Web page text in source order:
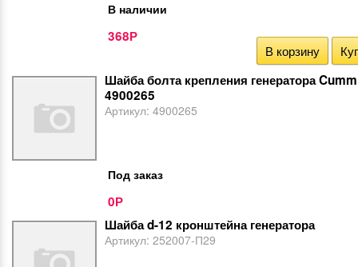
В наличии
368Р
В корзину
Шайба болта крепления генератора
4900265
Артикул: 4900265
Под заказ
0Р
Шайба d-12 кронштейна генератора
Артикул: 252007-П29